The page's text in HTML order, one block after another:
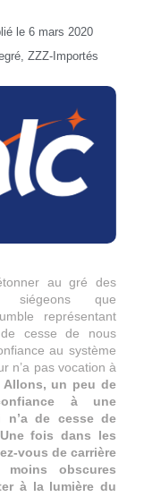
le 6 mars 2020
ZZZ-Importés
au gré des
siégeons que
représentant
de cesse de nous
au système
n’a pas vocation à
Allons, un peu de
à une
n’a de cesse de
fois dans les
vous de carrière
obscures
à la lumière du